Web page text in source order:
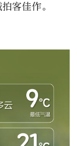
客佳作。